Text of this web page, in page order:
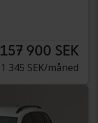
157 900 SEK
1 345 SEK/måned